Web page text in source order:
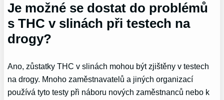
Je možné se dostat do problémů
s THC v slinách při testech na
drogy?
Ano, zůstatky THC v slinách mohou být zjištěny v testech
na drogy. Mnoho zaměstnavatelů a jiných organizací
používá tyto testy při náboru nových zaměstnanců nebo k